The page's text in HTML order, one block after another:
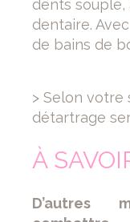
dents souple,
dentaire.
de bains de
> Selon votre
détartrage
À
D’autres